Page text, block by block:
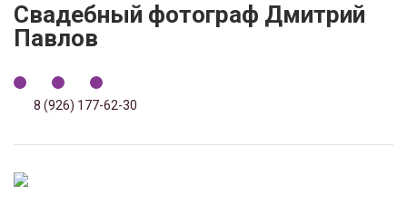
Свадебный фотограф Дмитрий
Павлов
8 (926) 177-62-30